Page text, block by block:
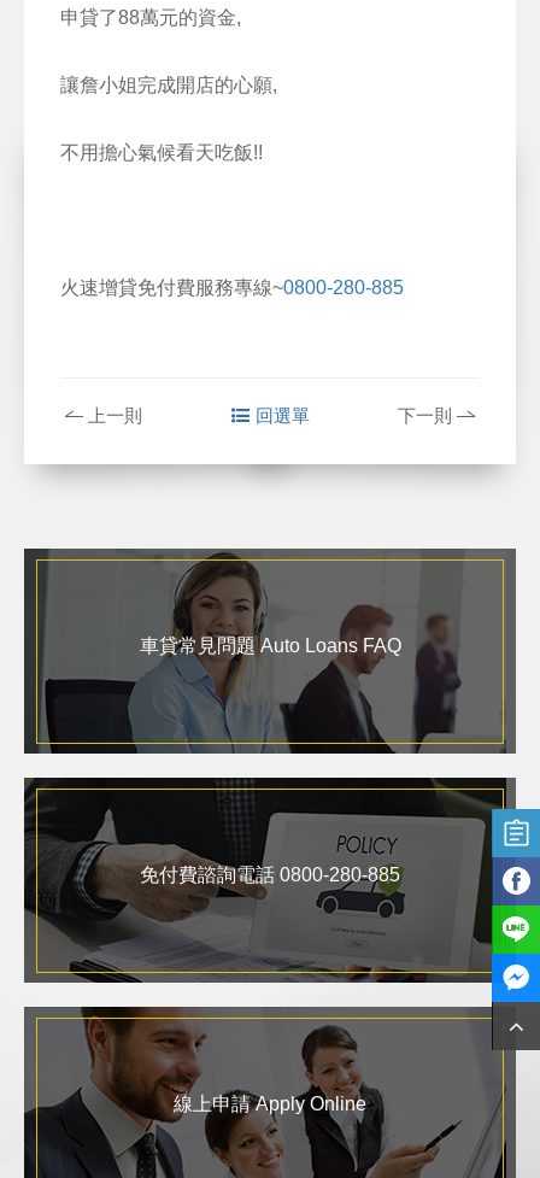
申貸了88萬元的資金,
讓詹小姐完成開店的心願,
不用擔心氣候看天吃飯!!
火速增貸免付費服務專線~0800-280-885
上一則 下一則
回選單
車貸常見問題 Auto Loans FAQ
免付費諮詢電話 0800-280-885
線上申請 Apply Online